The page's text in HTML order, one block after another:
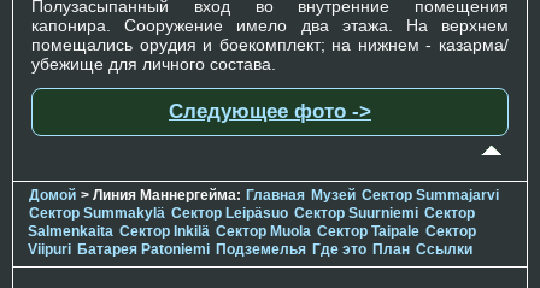
Полузасыпанный вход во внутренние помещения
капонира. Сооружение имело два этажа. На верхнем
помещались орудия и боекомплект; на нижнем - казарма/
убежище для личного состава.
Следующее фото ->
Домой > Линия Маннергейма: Главная Музей Сектор Summajarvi
Сектор Summakylä Сектор Leipäsuo Сектор Suurniemi Сектор
Salmenkaita Сектор Inkilä Сектор Muola Сектор Taipale Сектор
Viipuri Батарея Patoniemi Подземелья Где это План Ссылки